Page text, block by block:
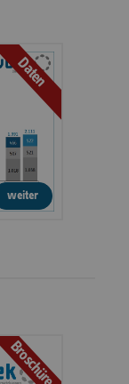
Daten
weiter
Broschüre